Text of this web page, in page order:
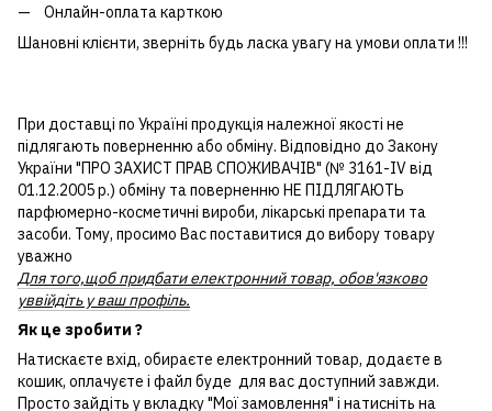
Онлайн-оплата карткою
Шановні клієнти, зверніть будь ласка увагу на умови оплати !!!
При доставці по Україні продукція належної якості не
підлягають поверненню або обміну. Відповідно до Закону
України "ПРО ЗАХИСТ ПРАВ СПОЖИВАЧІВ" (№ 3161-IV від
01.12.2005 р.) обміну та поверненню НЕ ПІДЛЯГАЮТЬ
парфюмерно-косметичні вироби, лікарські препарати та
засоби. Тому, просимо Вас поставитися до вибору товару
уважно
Для того,щоб придбати електронний товар, обов'язково
уввійдіть у ваш профіль.
Як це зробити ?
Натискаєте вхід, обираєте електронний товар, додаєте в
кошик, оплачуєте і файл буде для вас доступний завжди.
Просто зайдіть у вкладку "Мої замовлення" і натисніть на